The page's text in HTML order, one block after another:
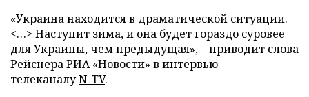
«Украина находится в драматической ситуации.
<…> Наступит зима, и она будет гораздо суровее
для Украины, чем предыдущая», – приводит слова
РейснераРИА «Новости» в интервью
телеканалуN-TV.